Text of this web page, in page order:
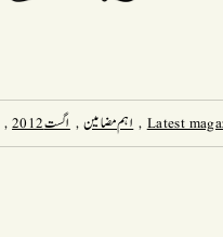
Latest
, اہم مضامین , اگست 2012 ,